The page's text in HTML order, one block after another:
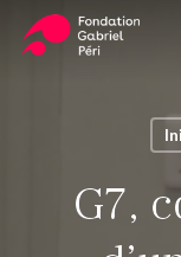
Panier
G7,